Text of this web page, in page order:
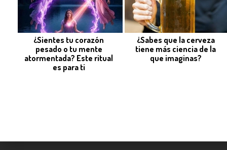
¿Sientes tu corazón
pesado o tu mente
atormentada? Este ritual
es para ti
¿Sabes que la cerveza
tiene más ciencia de la
que imaginas?